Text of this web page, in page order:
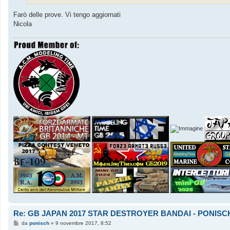
Farò delle prove. Vi tengo aggiornati
Nicola
Re: GB JAPAN 2017 STAR DESTROYER BANDAI -
Mda ponisch» 9 novembre 2017, 8:52